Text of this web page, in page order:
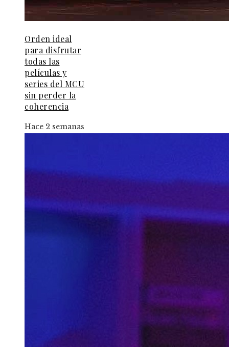
Orden ideal
para disfrutar
todas las
películas y
series del MCU
sin perder la
coherencia
Hace 2 semanas